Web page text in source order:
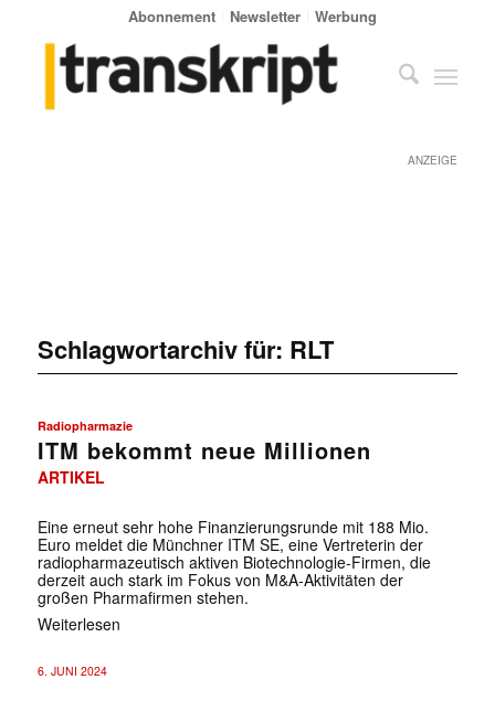
Abonnement Newsletter Werbung
ANZEIGE
Schlagwortarchiv für: RLT
Radiopharmazie
ITM bekommt neue Millionen
ARTIKEL
Eine erneut sehr hohe Finanzierungsrunde mit 188 Mio.
Euro meldet die Münchner ITM SE, eine Vertreterin der
radiopharmazeutisch aktiven Biotechnologie-Firmen, die
derzeit auch stark im Fokus von M&A-Aktivitäten der
großen Pharmafirmen stehen.
Weiterlesen
6. JUNI 2024